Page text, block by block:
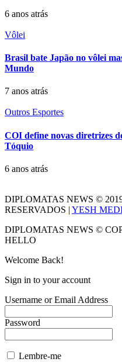
6 anos atrás
Vôlei
Brasil bate Japão no vôlei
Mundo
7 anos atrás
Outros Esportes
COI define novas diretrizes
Tóquio
6 anos atrás
DIPLOMATAS NEWS ©
RESERVADOS | YESH
DIPLOMATAS NEWS ©
HELLO
Welcome Back!
Sign in to your account
Username or Email Address
Password
Lembre-me